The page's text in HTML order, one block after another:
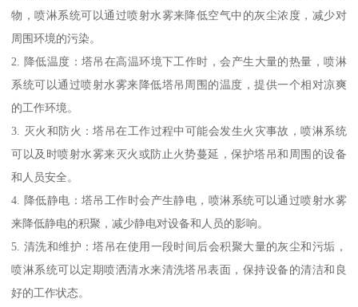
物，喷淋系统可以通过喷射水雾来降低空气中的灰尘浓度，减少对
周围环境的污染。
2. 降低温度：塔吊在高温环境下工作时，会产生大量的热量，喷淋
系统可以通过喷射水雾来降低塔吊周围的温度，提供一个相对凉爽
的工作环境。
3. 灭火和防火：塔吊在工作过程中可能会发生火灾事故，喷淋系统
可以及时喷射水雾来灭火或防止火势蔓延，保护塔吊和周围的设备
和人员安全。
4. 降低静电：塔吊工作时会产生静电，喷淋系统可以通过喷射水雾
来降低静电的积聚，减少静电对设备和人员的影响。
5. 清洗和维护：塔吊在使用一段时间后会积聚大量的灰尘和污垢，
喷淋系统可以定期喷洒清水来清洗塔吊表面，保持设备的清洁和良
好的工作状态。